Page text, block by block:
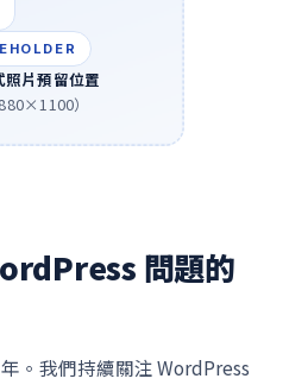
照片預留位置
）
問題的
。我們持續關注 WordPress